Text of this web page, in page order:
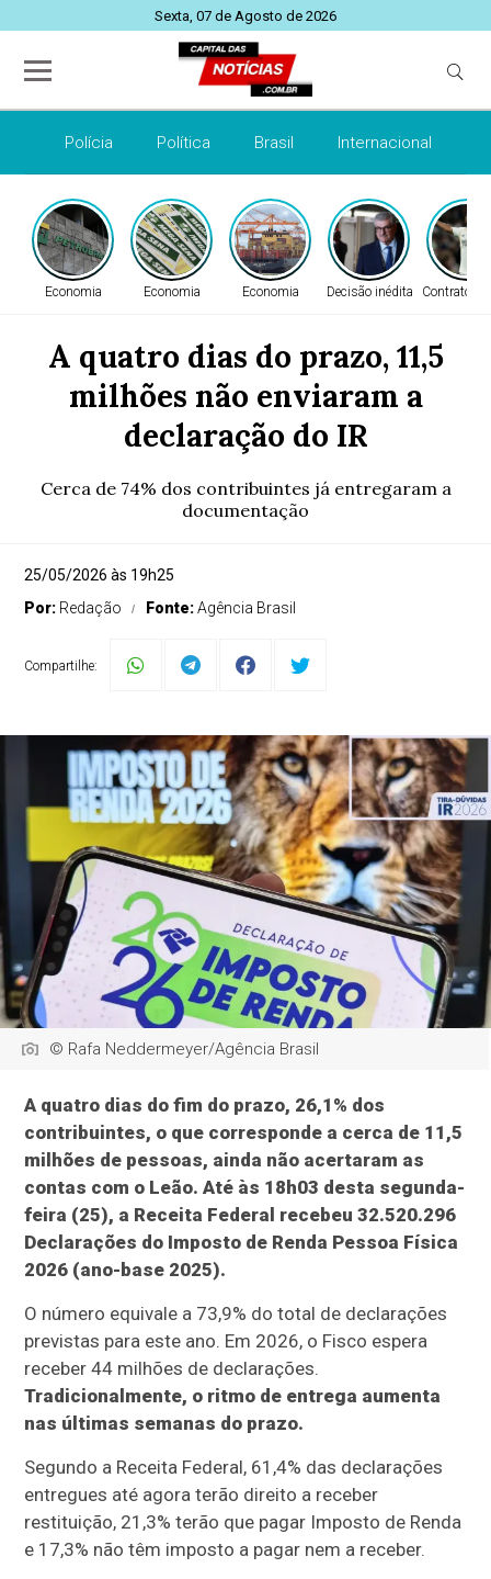
Sexta, 07 de Agosto de 2026
Polícia Política Brasil Internacional
Economia Economia Economia Decisão inédita Contrato
A quatro dias do prazo, 11,5
milhões não enviaram a
declaração do IR
Cerca de 74% dos contribuintes já entregaram a
documentação
25/05/2026 às 19h25
Por: Redação Fonte:Agência Brasil
Compartilhe:
© Rafa Neddermeyer/Agência Brasil
A quatro dias do fim do prazo, 26,1% dos
contribuintes, o que corresponde a cerca de 11,5
milhões de pessoas, ainda não acertaram as
contas com o Leão. Até às 18h03 desta segunda-
feira (25), a Receita Federal recebeu 32.520.296
Declarações do Imposto de Renda Pessoa Física
2026 (ano-base 2025).
O número equivale a 73,9% do total de declarações
previstas para este ano. Em 2026, o Fisco espera
receber 44 milhões de declarações.
Tradicionalmente, o ritmo de entrega aumenta
nas últimas semanas do prazo.
Segundo a Receita Federal, 61,4% das declarações
entregues até agora terão direito a receber
restituição, 21,3% terão que pagar Imposto de Renda
e 17,3% não têm imposto a pagar nem a receber.